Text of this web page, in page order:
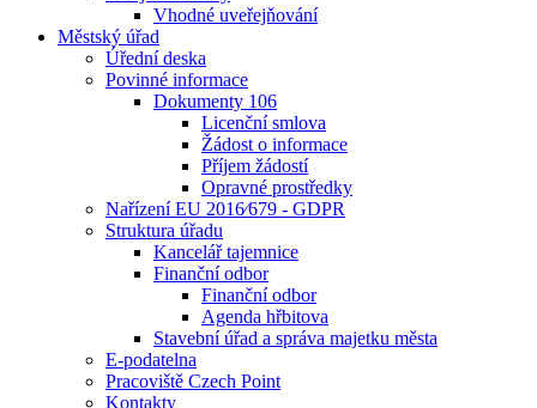
Vhodné uveřejňování
Městský úřad
Úřední deska
Povinné informace
Dokumenty 106
Licenční smlova
Žádost o informace
Příjem žádostí
Opravné prostředky
Nařízení EU 2016⁄679 - GDPR
Struktura úřadu
Kancelář tajemnice
Finanční odbor
Finanční odbor
Agenda hřbitova
Stavební úřad a správa majetku města
E-podatelna
Pracoviště Czech Point
Kontakty